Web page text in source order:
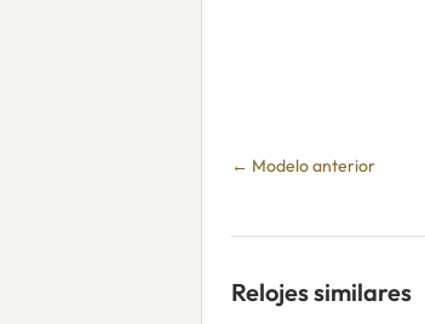
← Modelo anterior
Relojes similares